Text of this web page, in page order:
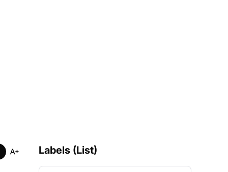
Labels (List)